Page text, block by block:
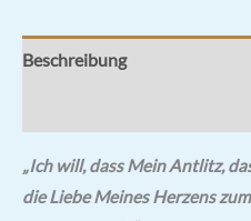
Beschreibung
„Ich will, dass Mein Antlitz,
die Liebe Meines Herzens